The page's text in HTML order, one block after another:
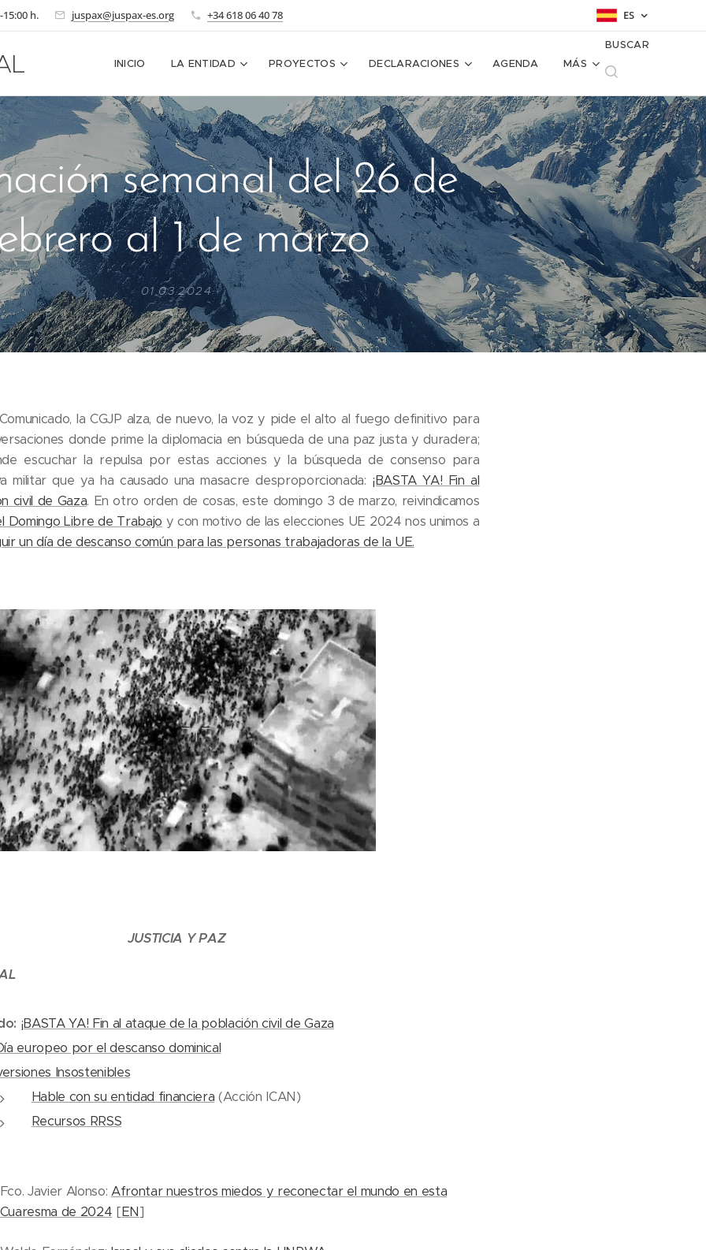
h. juspax@juspax-es.org +34 618 06 40 78 ES
INICIO LA ENTIDAD PROYECTOS DECLARACIONES AGENDA MÁS
BUSCAR
semanal del 26 de
al 1 de marzo
01.03.2024
la CGJP alza, de nuevo, la voz y p​ide el alto al fuego definitivo ​ para
donde prime la diplomacia en búsqueda de una paz justa y duradera;
escuchar la repulsa por estas acciones y la búsqueda de consenso para
militar que ya ha causado una masacre desproporcionada: ¡BASTA YA! Fin al
civil de Gaza. En otro orden de cosas, este domingo 3 de marzo, reivindicamos
Domingo Libre de Trabajo y con motivo de las elecciones UE 2024 nos unimos a
un día de descanso común para las personas trabajadoras de la UE.
JUSTICIA Y PAZ
¡BASTA YA! Fin al ataque de la población civil de Gaza
europeo por el descanso dominical
Insostenibles
Hable con su entidad financiera (Acción ICAN)
Recursos RRSS
Fco. Javier Alonso: Afrontar nuestros miedos y reconectar el mundo en esta
Cuaresma de 2024 [EN]